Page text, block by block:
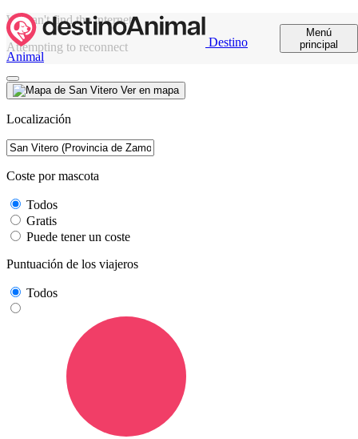
Destino
Animal
Menú
principal
We can't find the internet
Attempting to reconnect
Ver en mapa
Localización
Coste por mascota
Todos
Gratis
Puede tener un coste
Puntuación de los viajeros
Todos